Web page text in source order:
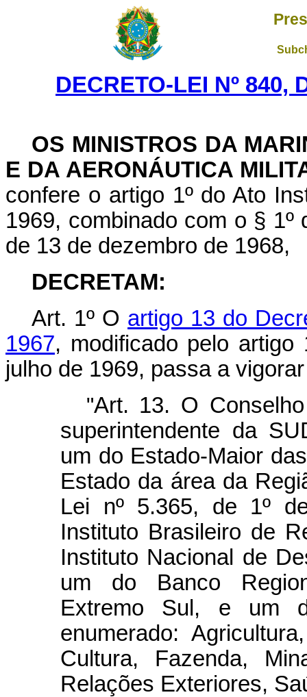
DECRETO-LEI Nº 840,
OS MINISTROS DA
E DA AERONÁUTICA
confere o artigo 1º do Ato
1969, combinado com o § 1º
de 13 de dezembro de 1968,
DECRETAM:
Art. 1º O artigo 13 do
1967, modificado pelo artigo
julho de 1969, passa a
"Art. 13. O
superintendente da
um do Estado-Maior
Estado da área da
Lei nº 5.365, de 1º
Instituto Brasileiro de
Instituto Nacional de
um do Banco
Extremo Sul, e um
enumerado:
Cultura, Fazenda,
Relações Exteriores,